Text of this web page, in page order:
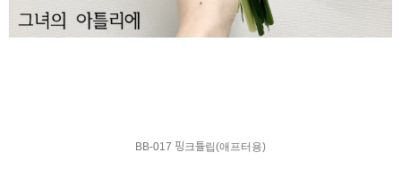
BB-017 핑크튤립(애프터용)